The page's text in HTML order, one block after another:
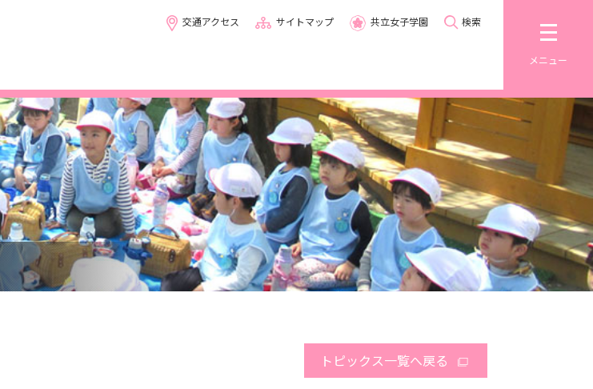
メニュー
検索
交通アクセス サイトマップ 共立女子学園
トピックス一覧へ戻る